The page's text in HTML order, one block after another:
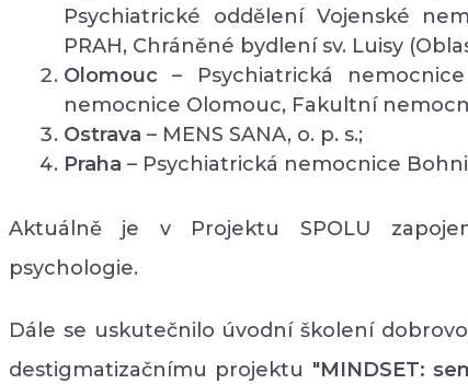
Psychiatrické oddělení Vojenské
PRAH, Chráněné bydlení sv. Luisy
Olomouc – Psychiatrická
nemocnice Olomouc, Fakultní
Ostrava – MENS SANA, o. p. s.;
Praha – Psychiatrická nemocnice
Aktuálně je v Projektu SPOLU
psychologie.
Dále se uskutečnilo úvodní školení
destigmatizačnímu projektu "MINDSET: